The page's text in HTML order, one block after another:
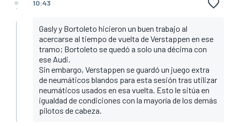
10:43
Gasly y Bortoleto hicieron un buen trabajo al
acercarse al tiempo de vuelta de Verstappen en ese
tramo; Bortoleto se quedó a solo una décima con
ese Audi.
Sin embargo, Verstappen se guardó un juego extra
de neumáticos blandos para esta sesión tras utilizar
neumáticos usados en esa vuelta. Esto le sitúa en
igualdad de condiciones con la mayoría de los demás
pilotos de cabeza.